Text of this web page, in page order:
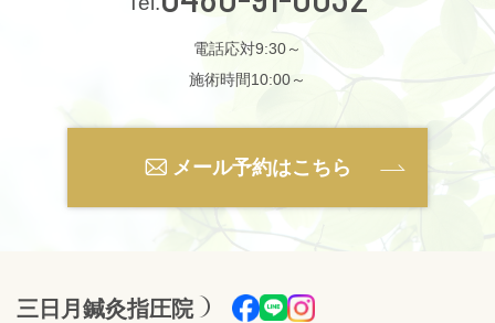
電話応対9:30～
施術時間10:00～
メール予約はこちら
三日月鍼灸指圧院